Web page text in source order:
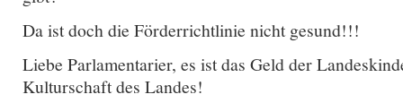
Da ist doch die Förderrichtlinie nicht gesund!!!
Liebe Parlamentarier, es ist das Geld der
Kulturschaft des Landes!